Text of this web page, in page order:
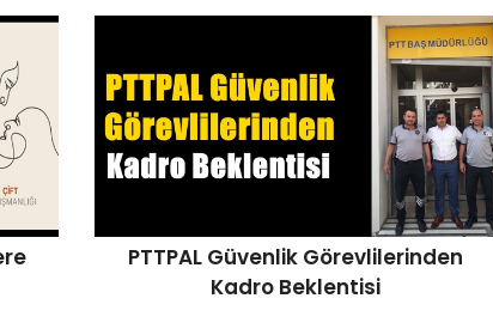
PTTPAL Güvenlik Görevlilerinden
Kadro Beklentisi